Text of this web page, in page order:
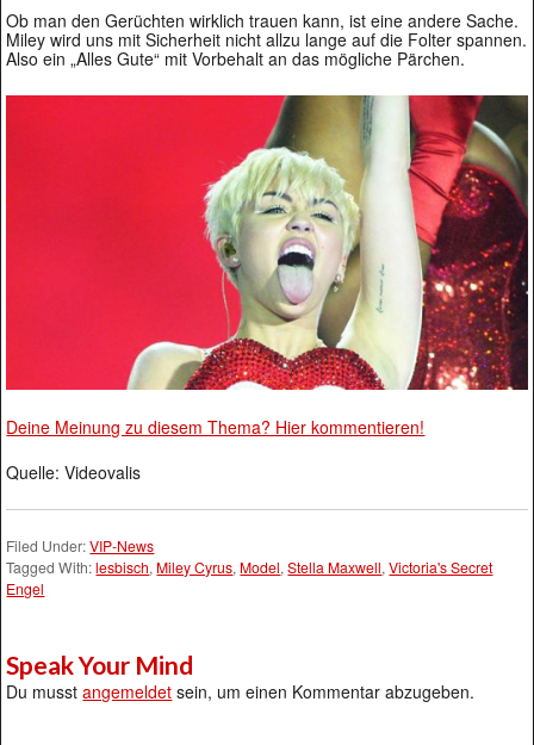
Ob man den Gerüchten wirklich trauen kann, ist eine andere Sache.
Miley wird uns mit Sicherheit nicht allzu lange auf die Folter spannen.
Also ein „Alles Gute“ mit Vorbehalt an das mögliche Pärchen.
Deine Meinung zu diesem Thema? Hier kommentieren!
Quelle: Videovalis
Filed Under:VIP-News
Tagged With:lesbisch, Miley Cyrus, Model,Stella Maxwell,Victoria's Secret
Engel
Speak Your Mind
Du musstangemeldet sein, um einen Kommentar abzugeben.